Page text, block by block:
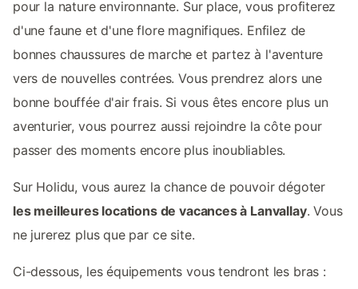
pour la nature environnante. Sur place, vous profiterez
d'une faune et d'une flore magnifiques. Enfilez de
bonnes chaussures de marche et partez à l'aventure
vers de nouvelles contrées. Vous prendrez alors une
bonne bouffée d'air frais. Si vous êtes encore plus un
aventurier, vous pourrez aussi rejoindre la côte pour
passer des moments encore plus inoubliables.
Sur Holidu, vous aurez la chance de pouvoir dégoter
les meilleures locations de vacances à Lanvallay. Vous
ne jurerez plus que par ce site.
Ci-dessous, les équipements vous tendront les bras :